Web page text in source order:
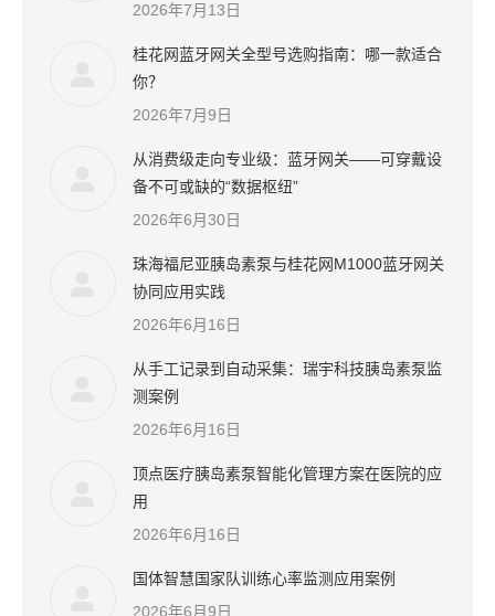
2026年7月13日
桂花网蓝牙网关全型号选购指南：哪一款适合
你？
2026年7月9日
从消费级走向专业级：蓝牙网关——可穿戴设
备不可或缺的“数据枢纽”
2026年6月30日
珠海福尼亚胰岛素泵与桂花网M1000蓝牙网关
协同应用实践
2026年6月16日
从手工记录到自动采集：瑞宇科技胰岛素泵监
测案例
2026年6月16日
顶点医疗胰岛素泵智能化管理方案在医院的应
用
2026年6月16日
国体智慧国家队训练心率监测应用案例
2026年6月9日